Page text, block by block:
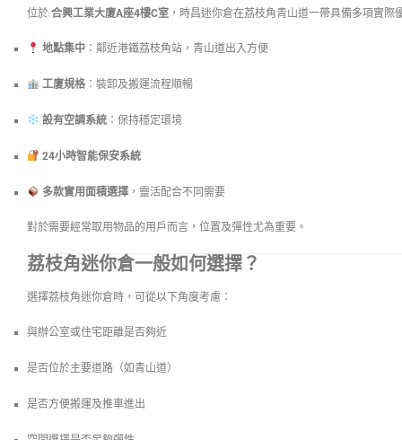
位於 合興工業大廈A座4樓C室 ，時昌迷你倉在荔枝角青山道一帶具備多項實際
地點集中：鄰近港鐵荔枝角站，青山道出入方便
工廈規格：裝卸及搬運流程順暢
設有空調系統：保持穩定環境
24小時智能保安系統
多款實用面積選擇，靈活配合不同需要
對於需要經常取用物品的用戶而言，位置及彈性尤為重要。
荔枝角迷你倉一般如何選擇？
選擇荔枝角迷你倉時，可從以下角度考慮：
與辦公室或住宅距離是否夠近
是否位於主要道路（如青山道）
是否方便搬運及推車進出